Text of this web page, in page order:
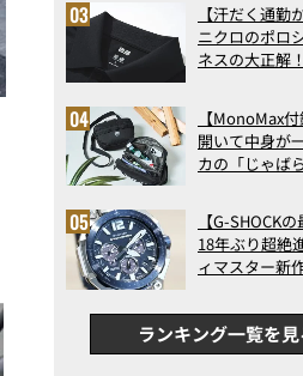
記事ランキン
（2026年6月
【汗だく通勤
ニクロのポロ
ネスの大正解
アの実力
【MonoMax
開いて中身が
カの「じゃば
った！
【G-SHOCK
18年ぶり超絶
ィマスター新
新ムーブメン
ランキング一覧を見